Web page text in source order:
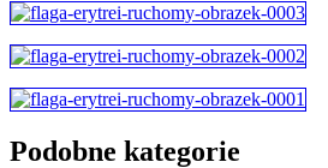
Podobne kategorie